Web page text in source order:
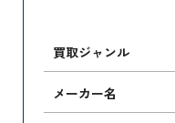
買取ジャンル
メーカー名